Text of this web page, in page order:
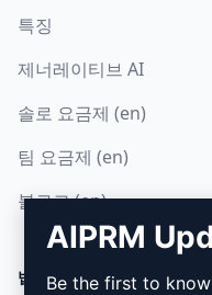
특징
제너레이티브 AI
솔로 요금제 (en)
팀 요금제 (en)
블로그 (en)
법률
AIPRM
Be the first to